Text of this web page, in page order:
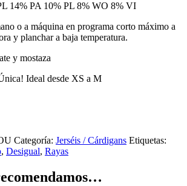
14% PA 10% PL 8% WO 8% VI
o a máquina en programa corto máximo a
y planchar a baja temperatura.
y mostaza
Ideal desde XS a M
Categoría: Jerséis / Cárdigans Etiquetas:
, Desigual, Rayas